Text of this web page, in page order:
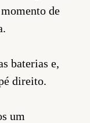
de
baterias e,
direito.
um